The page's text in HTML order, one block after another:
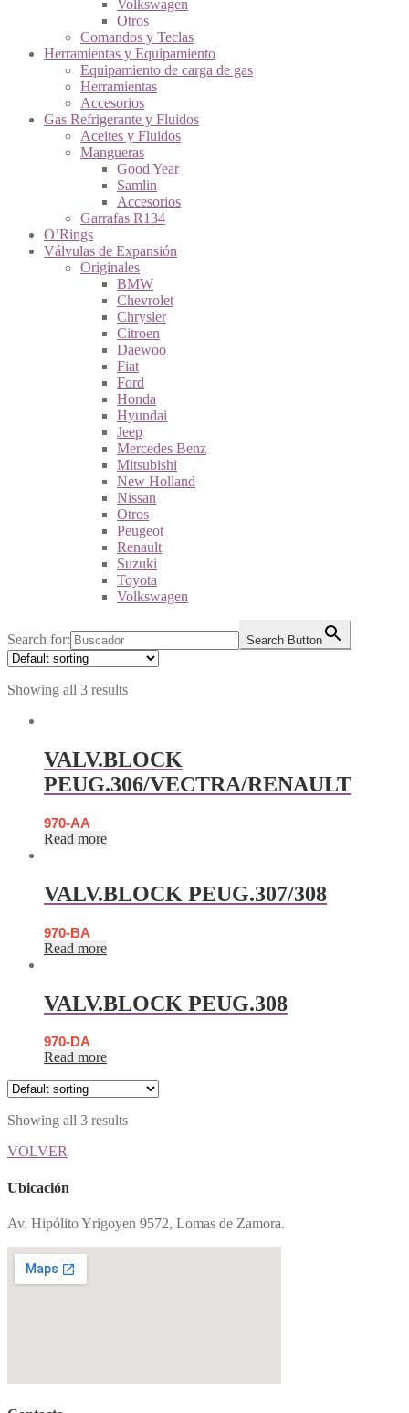
Volkswagen
Otros
Comandos y Teclas
Herramientas y Equipamiento
Equipamiento de carga de gas
Herramientas
Accesorios
Gas Refrigerante y Fluidos
Aceites y Fluidos
Mangueras
Good Year
Samlin
Accesorios
Garrafas R134
O’Rings
Válvulas de Expansión
Originales
BMW
Chevrolet
Chrysler
Citroen
Daewoo
Fiat
Ford
Honda
Hyundai
Jeep
Mercedes Benz
Mitsubishi
New Holland
Nissan
Otros
Peugeot
Renault
Suzuki
Toyota
Volkswagen
Search for: Search Button
Showing all 3 results
VALV.BLOCK
PEUG.306/VECTRA/RENAULT
970-AA
Read more
VALV.BLOCK PEUG.307/308
970-BA
Read more
VALV.BLOCK PEUG.308
970-DA
Read more
Showing all 3 results
VOLVER
Ubicación
Av. Hipólito Yrigoyen 9572, Lomas de Zamora.